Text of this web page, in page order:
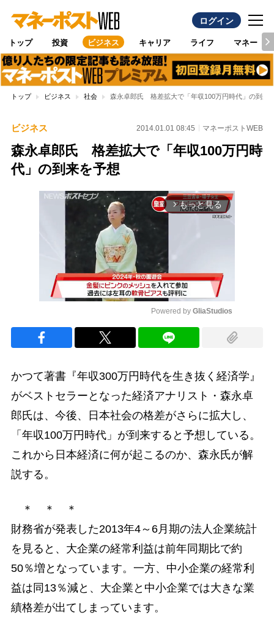
ログイン
トップ 投資 ビジネス キャリア ライフ マネー
トップ ビジネス 社会 森永卓郎氏 格差拡大で「年収100万円時代」の到来
ビジネス 2014.01.01 08:45 マネーポストWEB
森永卓郎氏 格差拡大で「年収100万円時
代」の到来を予想
arrow_forward_ios もっと見る
Powered by GliaStudios
かつて著書『年収300万円時代を生き抜く経済学』
がベストセラーとなった経済アナリスト・森永卓
郎氏は、今後、日本社会の格差がさらに拡大し、
「年収100万円時代」が到来すると予想している。
これから日本経済に何が起こるのか、森永氏が解
説する。
＊ ＊ ＊
財務省が発表した2013年4～6月期の法人企業統計
を見ると、大企業の経常利益は前年同期比で約
50％増となっています。一方、中小企業の経常利
益は同13％減と、大企業と中小企業では大きな業
績格差が出てしまっています。